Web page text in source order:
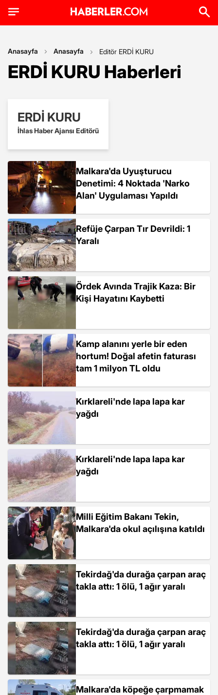
Anasayfa Anasayfa Editör ERDİ KURU
ERDİ KURU Haberleri
ERDİ KURU
İhlas Haber Ajansı Editörü
Malkara'da Uyuşturucu
Denetimi: 4 Noktada 'Narko
Alan' Uygulaması Yapıldı
Refüje Çarpan Tır Devrildi: 1
Yaralı
Ördek Avında Trajik Kaza: Bir
Kişi Hayatını Kaybetti
Kamp alanını yerle bir eden
hortum! Doğal afetin faturası
tam 1 milyon TL oldu
Kırklareli'nde lapa lapa kar
yağdı
Kırklareli'nde lapa lapa kar
yağdı
Milli Eğitim Bakanı Tekin,
Malkara'da okul açılışına katıldı
Tekirdağ'da durağa çarpan araç
takla attı: 1 ölü, 1 ağır yaralı
Tekirdağ'da durağa çarpan araç
takla attı: 1 ölü, 1 ağır yaralı
Malkara'da köpeğe çarpmamak